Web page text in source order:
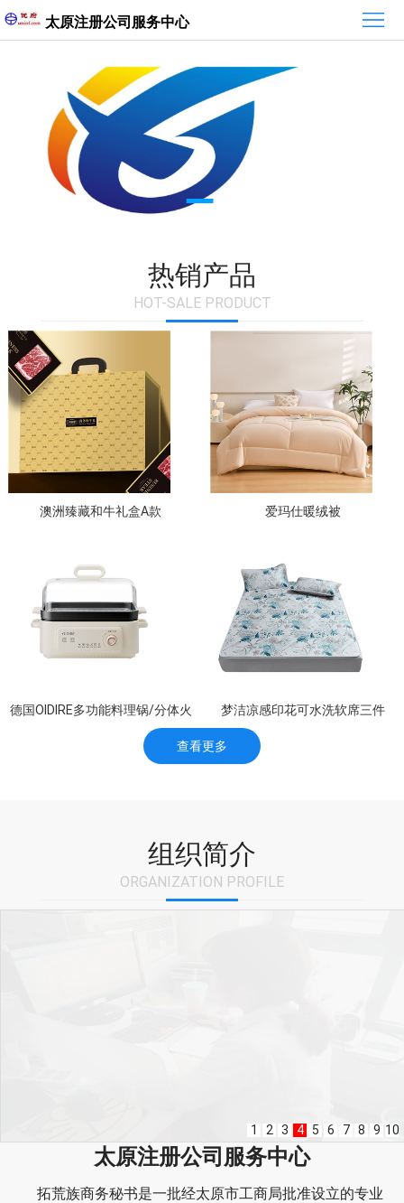
太原注册公司服务中心
首
热销产品
HOT-SALE PRODUCT
澳洲臻藏和牛礼盒A款 爱玛仕暖绒被
德国OIDIRE多功能料理锅/分体火 梦洁凉感印花可水洗软席三件
套：森呼吸1010789008
查看更多
组织简介
ORGANIZATION PROFILE
1 2 3 4 5 6 7 8 9 10
太原注册公司服务中心
拓荒族商务秘书是一批经太原市工商局批准设立的专业